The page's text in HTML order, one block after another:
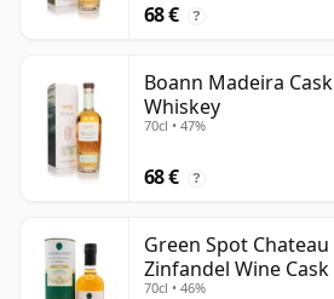
68 € ?
Boann Madeira
Whiskey
70cl • 47%
68 € ?
Green Spot
Zinfandel Wine
70cl • 46%